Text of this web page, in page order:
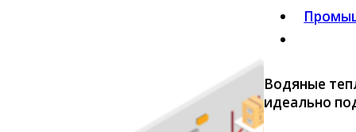
Водяные
идеально